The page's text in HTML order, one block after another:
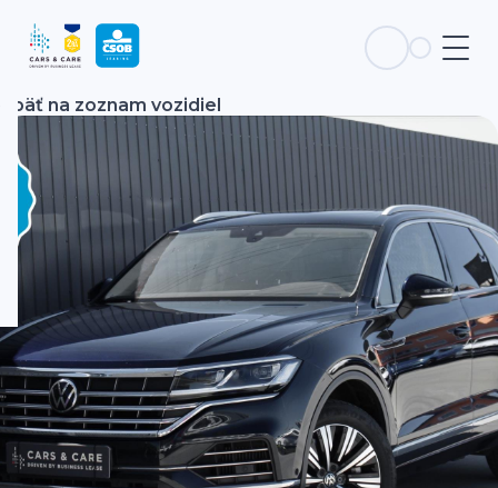
Späť na zoznam vozidiel